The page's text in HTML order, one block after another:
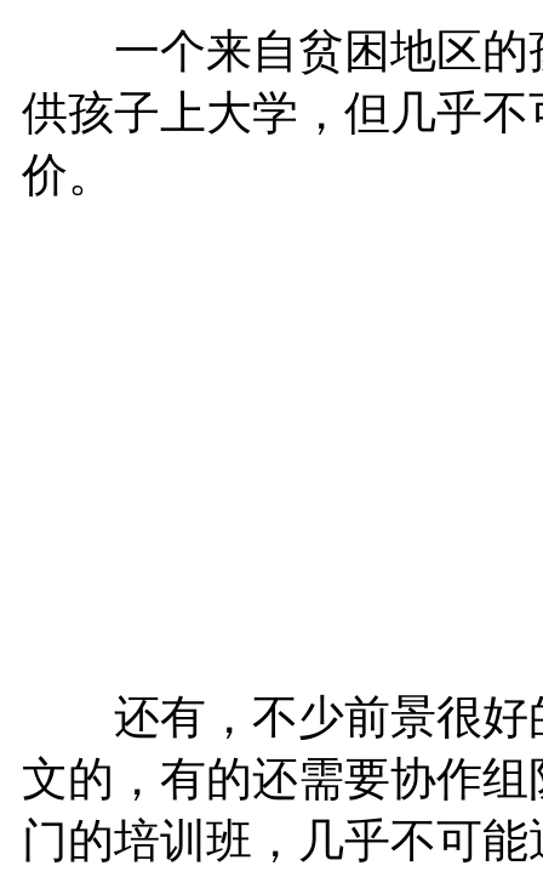
一个来自贫困地区的
供孩子上大学，但几乎
价。
还有，不少前景很好
文的，有的还需要协作
门的培训班，几乎不可能